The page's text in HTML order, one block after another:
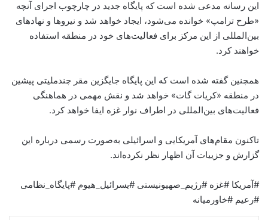
این رسانه مدعی شده است که پایگاه جدید در چارچوب اجرای آنچه
«طرح ترامپ» خوانده می‌شود، ایجاد خواهد شد و نیروها و نهادهای
بین‌المللی از این مرکز برای فعالیت‌های خود در منطقه استفاده
خواهند کرد.
همچنین گفته شده است که این پایگاه جایگزین مقر چندملیتی پیشین
در منطقه «کریات گات» خواهد شد و نقش مهمی در هماهنگی
فعالیت‌های بین‌المللی در اطراف نوار غزه ایفا خواهد کرد.
تاکنون مقام‌های آمریکایی و اسرائیلی به‌صورت رسمی درباره این
گزارش و جزییات آن اظهار نظر نکرده‌اند.
#آمریکا #غزه #رژیم_صهیونیستی #یسرائیل_هیوم #پایگاه_نظامی
#رعیم #خاورمیانه